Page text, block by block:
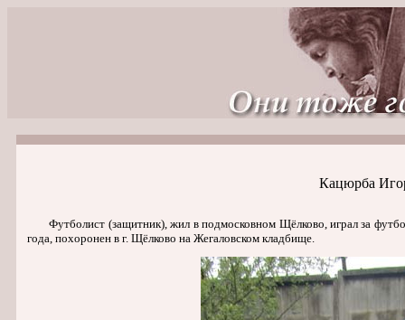
Кацюрба
Футболист (защитник), жил в подмосковном Щёлково, играл за
года, похоронен в г. Щёлково на Жегаловском кладбище.